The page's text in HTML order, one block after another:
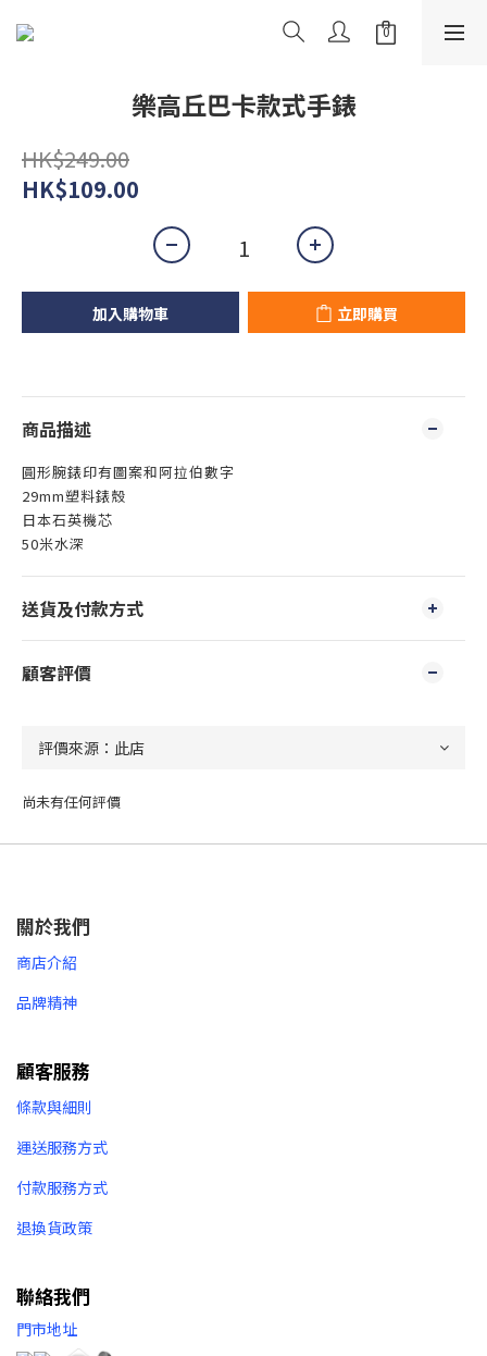
樂高丘巴卡款式手錶
HK$249.00
HK$109.00
加入購物車 立即購買
商品描述
圓形腕錶印有圖案和阿拉伯數字
29mm塑料錶殼
日本石英機芯
50米水深
送貨及付款方式
顧客評價
尚未有任何評價
關於我們
商店介紹
品牌精神
顧客服務
條款與細則
運送服務方式
付款服務方式
退換貨政策
聯絡我們
門市地址